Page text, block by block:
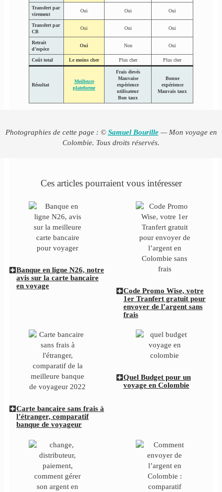
Transfert par
virement
Oui Oui Oui
Transfert par
CB
Oui Oui Oui
Retrait
d’espèce
Oui Non Oui
Coût total Le moins cher Plus cher Plus cher
Résultat
Meilleure
plateforme
Frais élevés
Mauvaise
expérience
utilisateur
Bon taux
Bonne
expérience
Mauvais taux
Photographies de cette page : © Samuel Bourille— Mon voyage en
Colombie. Tous droits réservés.
Ces articles pourraient vous intéresser
Banque en ligne N26, notre
avis sur la carte bancaire
en voyage
Code Promo Wise, votre
1er Tranfert gratuit pour
envoyer de l’argent sans
frais
Carte bancaire sans frais à
l’étranger, comparatif
banque de voyageur
Quel Budget pour un
voyage en Colombie